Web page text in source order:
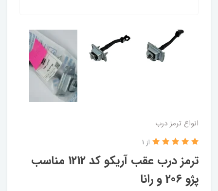
انواع ترمز درب
ترمز درب عقب آریکو کد 1212 مناسب
پژو 206 و رانا
از 1